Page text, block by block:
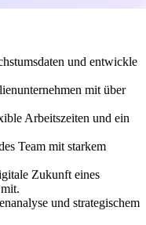
und entwickle
mit über
Arbeitszeiten und ein
Team mit starkem
Zukunft eines
und strategischem